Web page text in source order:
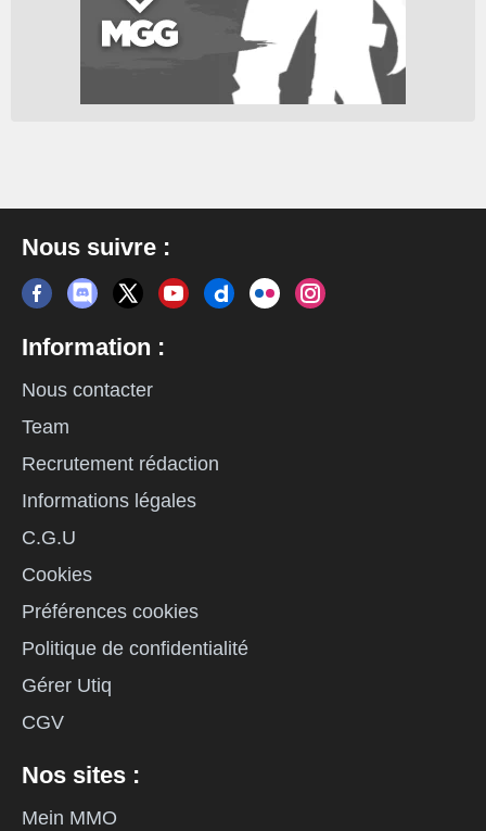
Nous suivre :
Information :
Nous contacter
Team
Recrutement rédaction
Informations légales
C.G.U
Cookies
Préférences cookies
Politique de confidentialité
Gérer Utiq
CGV
Nos sites :
Mein MMO